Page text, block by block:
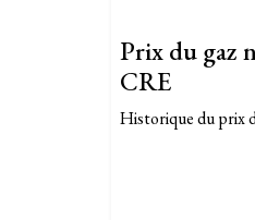
Prix du gaz
CRE
Historique du prix